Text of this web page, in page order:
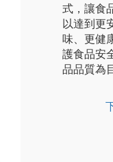
式，讓食
以達到更
味、更健
護食品安
品品質為